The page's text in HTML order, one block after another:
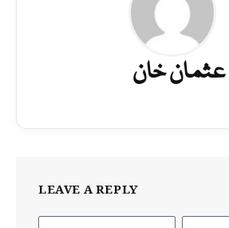
عثمان خان
LEAVE A REPLY